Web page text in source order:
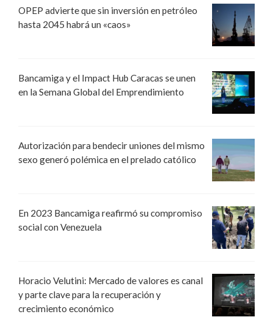
OPEP advierte que sin inversión en petróleo
hasta 2045 habrá un «caos»
Bancamiga y el Impact Hub Caracas se unen
en la Semana Global del Emprendimiento
Autorización para bendecir uniones del mismo
sexo generó polémica en el prelado católico
En 2023 Bancamiga reafirmó su compromiso
social con Venezuela
Horacio Velutini: Mercado de valores es canal
y parte clave para la recuperación y
crecimiento económico